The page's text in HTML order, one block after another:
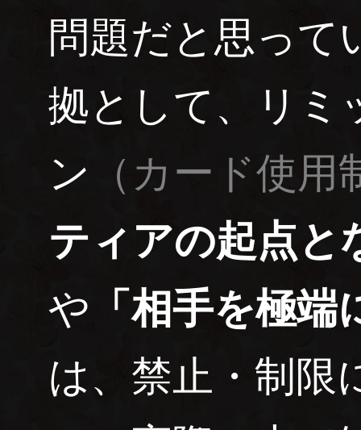
問題だと思って
拠として、リミ
ン （カード使用
ティアの起点と
や 「相手を極
は、禁止・制限